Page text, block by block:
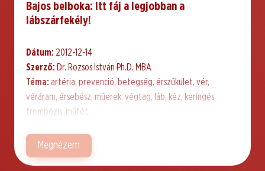
Bajos belboka: Itt fáj a legjobban a
lábszárfekély!
Dátum: 2012-12-14
Szerző: Dr. Rozsos István Ph.D. MBA
Téma: artéria, prevenció, betegség, érszűkület, vér,
véráram, érsebész, műerek, végtag, láb, kéz, keringés,
trombózis, műtét
Megnézem